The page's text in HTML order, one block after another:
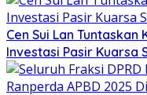
Cen Sui Lan Tuntaskan
Investasi Pasir Kuarsa